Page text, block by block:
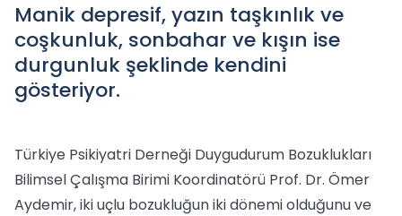
Manik depresif, yazın taşkınlık ve
coşkunluk, sonbahar ve kışın ise
durgunluk şeklinde kendini
gösteriyor.
Türkiye Psikiyatri Derneği Duygudurum Bozuklukları
Bilimsel Çalışma Birimi Koordinatörü Prof. Dr. Ömer
Aydemir, iki uçlu bozukluğun iki dönemi olduğunu ve